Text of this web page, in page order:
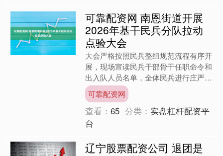
可靠配资网 南恩街道开展
2026年基干民兵分队拉动
点验大会
大会严格按照民兵整组规范流程有序开
展，现场宣读民兵干部骨干任职命令和
出入队人员名单，全体民兵进行庄严宣
誓，新入队民兵代表作表态发言。区人
武部检查组到场开展指导工....
可靠配资网
查看：65 分类： 实盘杠杆配资平
台
辽宁股票配资公司 退团是